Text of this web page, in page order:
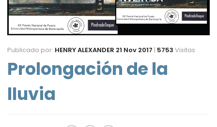
Publicado por: HENRY ALEXANDER 21 Nov 2017 | 5753 Visitas
Prolongación de la
lluvia